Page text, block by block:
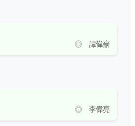
◎ 譚偉豪
◎ 李偉亮